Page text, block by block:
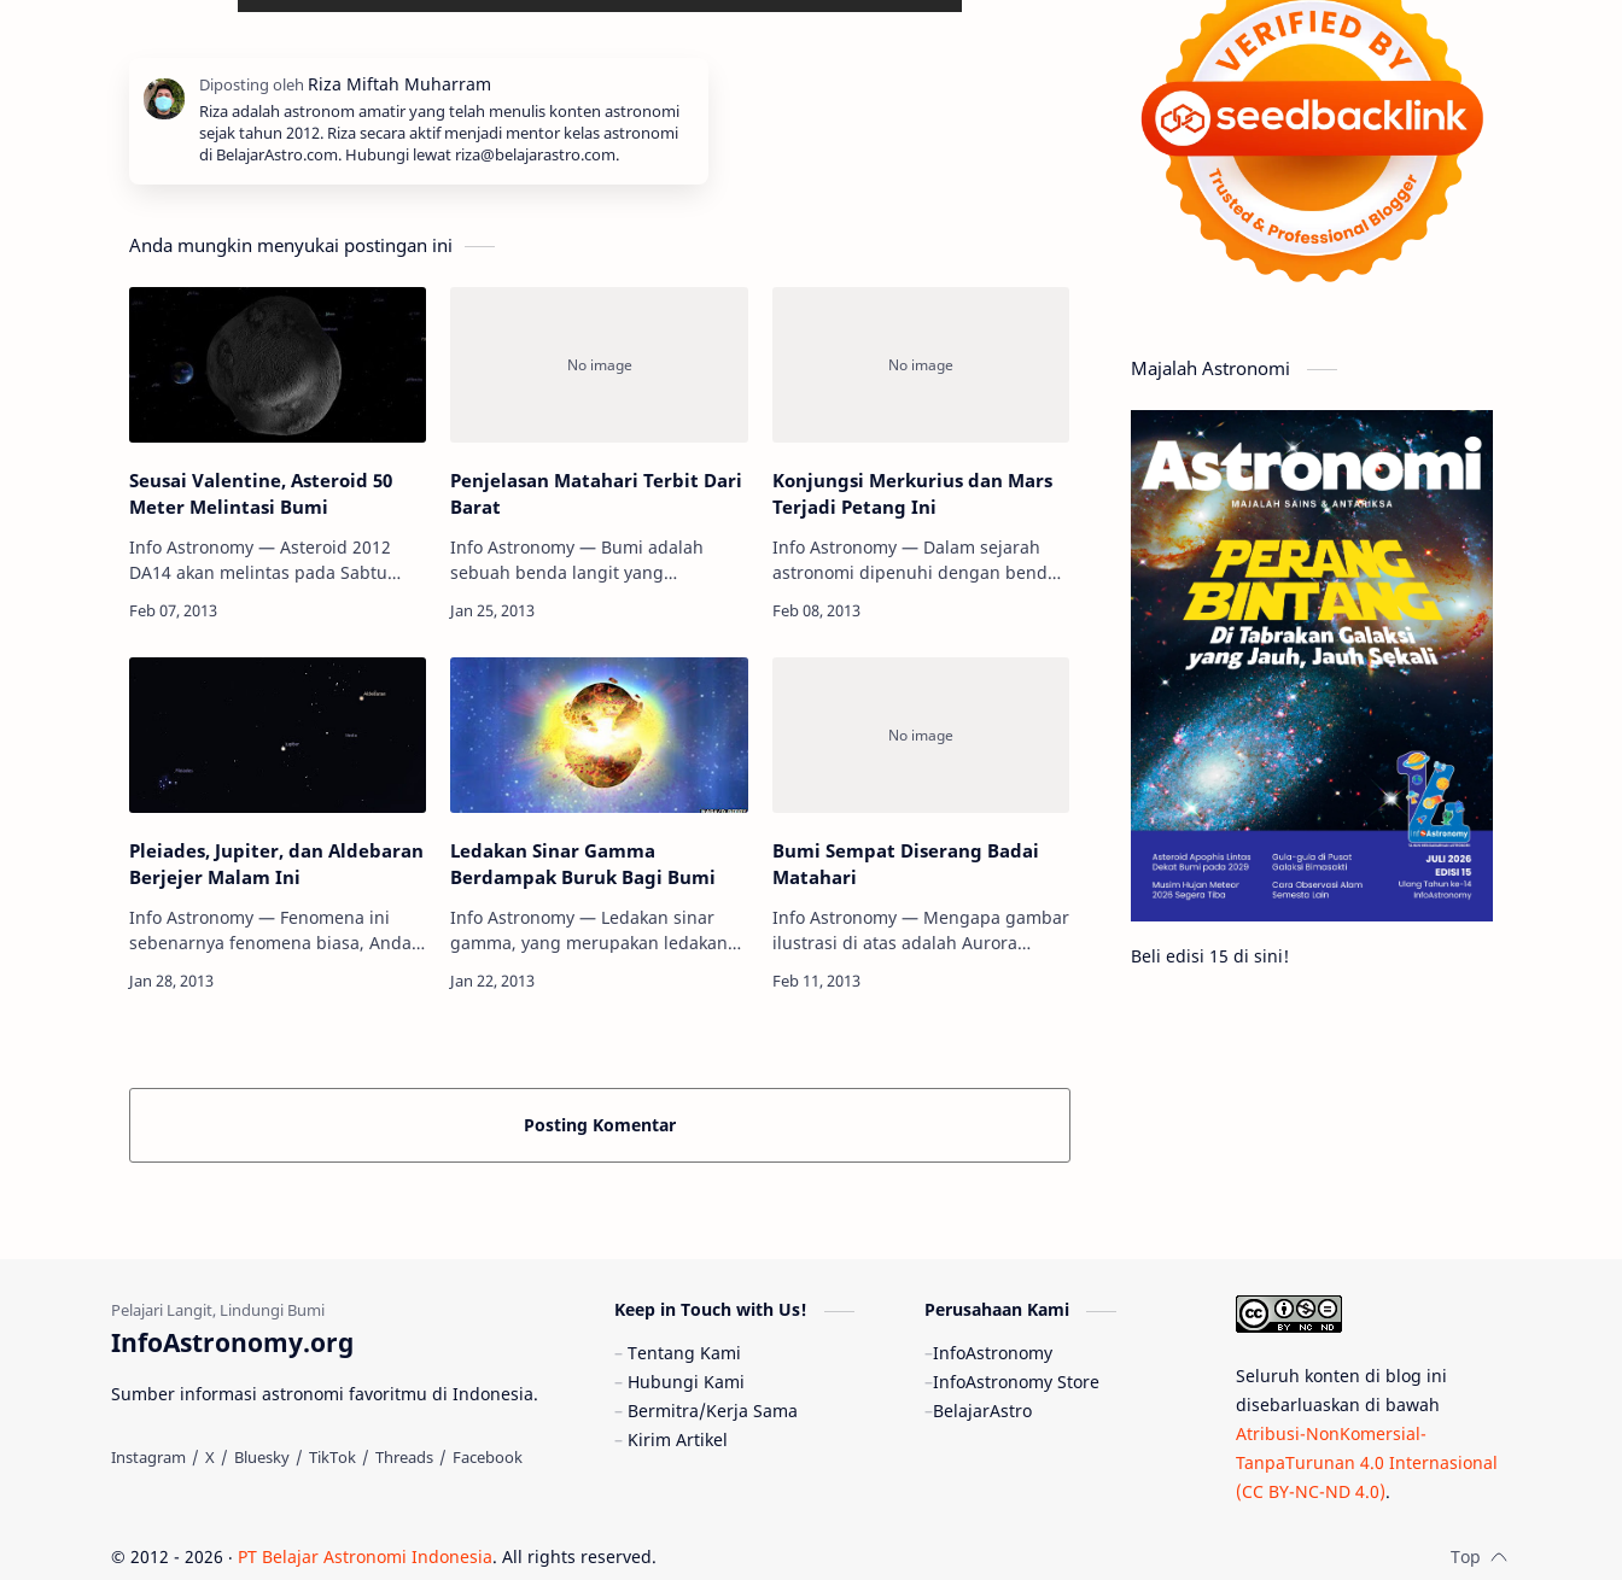
Riza adalah astronom amatir yang telah menulis konten astronomi
sejak tahun 2012. Riza secara aktif menjadi mentor kelas astronomi
di BelajarAstro.com. Hubungi lewat riza@belajarastro.com.
Anda mungkin menyukai postingan ini
Seusai Valentine, Asteroid 50
Meter Melintasi Bumi
Info Astronomy — Asteroid 2012
DA14 akan melintas pada Sabtu
terdekat 17.200 mil (27.680
memecahkan rekor seb…
Penjelasan Matahari Terbit Dari
Barat
Info Astronomy — Bumi adalah
sebuah benda langit yang
Tidak ada yang mengikat Bumi
gravitasi yang tidak kelihatan antar
be…
Konjungsi Merkurius dan Mars
Terjadi Petang Ini
Info Astronomy — Dalam sejarah
astronomi dipenuhi dengan benda-
menakjubkan. Ini termasuk
Pleiades, Jupiter, dan Aldebaran
Berjejer Malam Ini
Info Astronomy — Fenomena ini
sebenarnya fenomena biasa, Anda
tampil di langit malam sebagai
Ledakan Sinar Gamma
Berdampak Buruk Bagi Bumi
Info Astronomy — Ledakan sinar
gamma, yang merupakan ledakan
angkasa, pernah menerpa Bumi di
Bumi Sempat Diserang Badai
Matahari
Info Astronomy — Mengapa gambar
ilustrasi di atas adalah Aurora
Diserang Badai Matahari'? Ya,
Posting Komentar
Hype Astronot
Asteroid Observasi
Premium Komet
Penelitian
Satelit
Aurora Supernova
Nebula Sponsored
Matahari Mars
Planet Katai Featured
GMT 2016 History
Hoax Bima Sakti
Meteor Gerhana
Komet ISON Jupiter
Planet Kerdil Bumi
Pengetahuan Berita
Gugus Bintang
Menarik Dibaca Venus
Galaksi Kerdil
Gambar Harian Titan
Majalah Astronomi
Beli edisi 15 di sini!
InfoAstronomy.org
Sumber informasi astronomi favoritmu di Indonesia.
Keep in Touch with Us!
Tentang Kami
Hubungi Kami
Bermitra/Kerja Sama
Kirim Artikel
Perusahaan Kami
InfoAstronomy
InfoAstronomy Store
BelajarAstro
Seluruh konten di blog ini
disebarluaskan di bawah
Atribusi-NonKomersial-
TanpaTurunan 4.0 Internasional
(CC BY-NC-ND 4.0).
© 2012 - 2026 ‧ PT Belajar Astronomi Indonesia. All rights reserved.